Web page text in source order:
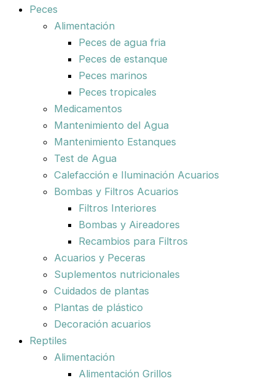
Peces
Alimentación
Peces de agua fria
Peces de estanque
Peces marinos
Peces tropicales
Medicamentos
Mantenimiento del Agua
Mantenimiento Estanques
Test de Agua
Calefacción e Iluminación Acuarios
Bombas y Filtros Acuarios
Filtros Interiores
Bombas y Aireadores
Recambios para Filtros
Acuarios y Peceras
Suplementos nutricionales
Cuidados de plantas
Plantas de plástico
Decoración acuarios
Reptiles
Alimentación
Alimentación Grillos